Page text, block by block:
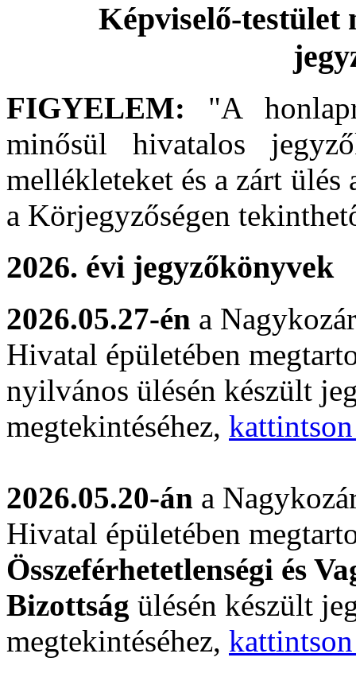
Képviselő-testület
FIGYELEM: "A
minősül hivatalos
mellékleteket és a zárt
a Körjegyzőségen
2026. évi jegyzőkönyvek
2026.05.27-én a
Hivatal épületében
nyilvános ülésén készült
megtekintéséhez,
2026.05.20-án a
Hivatal épületében
Összeférhetetlenségi és
Bizottság ülésén készült
megtekintéséhez,